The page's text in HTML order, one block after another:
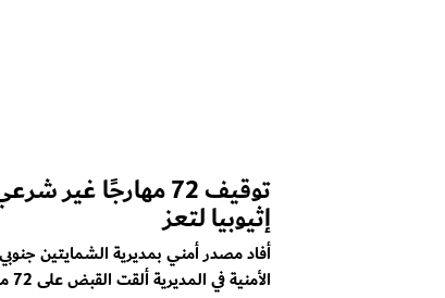
توقيف 72 مهارجًا
إثيوبيا لتعز
أفاد مصدر أمني بمديرية الشمايتين
الأمنية في المديرية ألقت القبض على 72 مهاجرا...